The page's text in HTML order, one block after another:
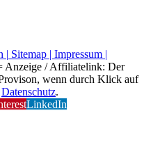
| Sitemap | Impressum |
Anzeige / Affiliatelink: Der
wenn durch Klick auf
Datenschutz.
LinkedIn